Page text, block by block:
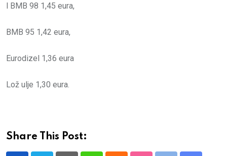
l BMB 98 1,45 eura,
BMB 95 1,42 eura,
Eurodizel 1,36 eura
Lož ulje 1,30 eura.
Share This Post: